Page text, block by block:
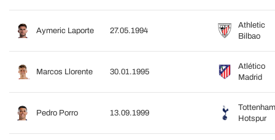
Aymeric Laporte 27.05.1994
Athletic
Bilbao
Marcos Llorente 30.01.1995
Atlético
Madrid
Pedro Porro 13.09.1999
Tottenham
Hotspur